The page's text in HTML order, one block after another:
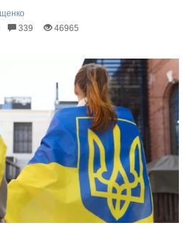
339 46965